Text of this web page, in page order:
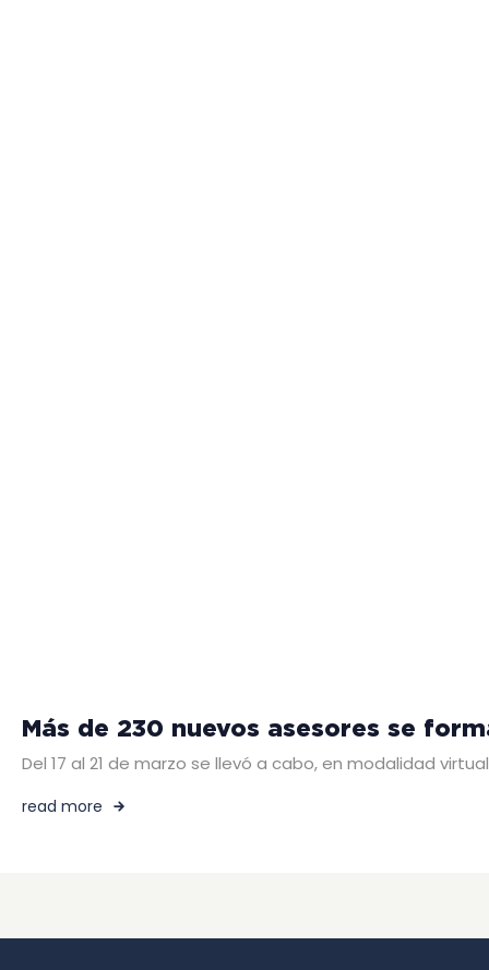
Más de 230 nuevos asesores se
Del 17 al 21 de marzo se llevó a cabo, en modalidad
read more